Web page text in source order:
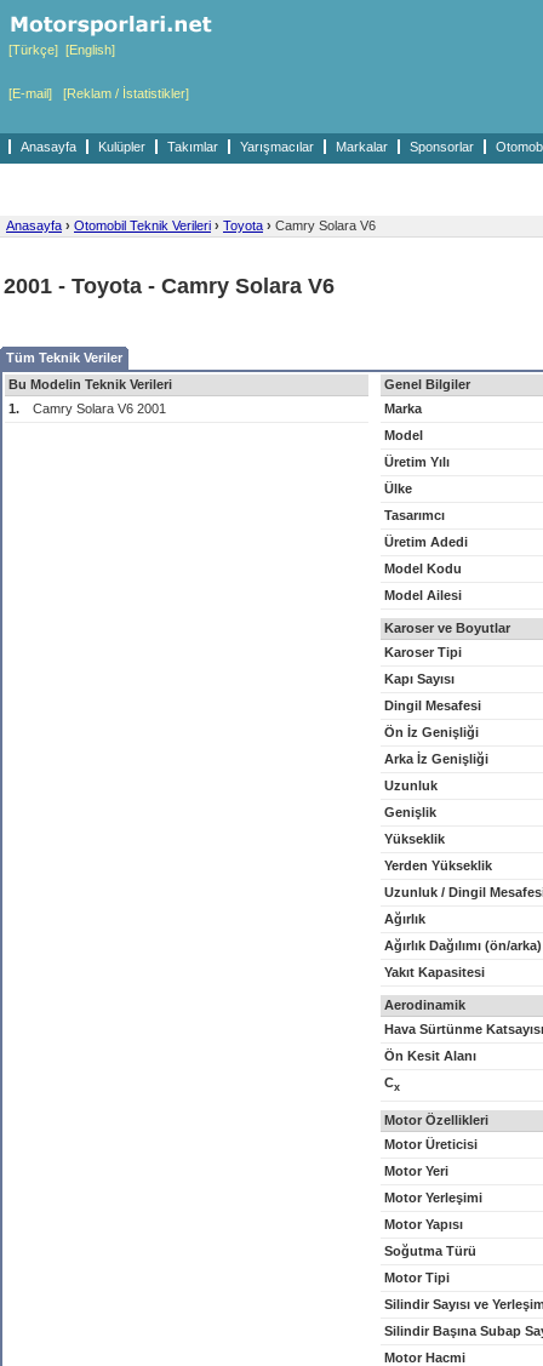
[Türkçe] [English]
[E-mail] [Reklam / İstatistikler]
Anasayfa Kulüpler Takımlar Yarışmacılar Markalar Sponsorlar
Anasayfa › Otomobil Teknik Verileri › Toyota › Camry Solara V6
2001 - Toyota - Camry Solara V6
Tüm Teknik Veriler
Bu Modelin Teknik Verileri
1.
Camry Solara V6 2001
Genel Bilgiler
Marka
Model
Üretim Yılı
Ülke
Tasarımcı
Üretim Adedi
Model Kodu
Model Ailesi
Karoser ve Boyutlar
Karoser Tipi
Kapı Sayısı
Dingil Mesafesi
Ön İz Genişliği
Arka İz Genişliği
Uzunluk
Genişlik
Yükseklik
Yerden Yükseklik
Uzunluk / Dingil
Ağırlık
Ağırlık Dağılımı (ön/arka)
Yakıt Kapasitesi
Aerodinamik
Hava Sürtünme Katsayısı
Ön Kesit Alanı
Cx
Motor Özellikleri
Motor Üreticisi
Motor Yeri
Motor Yerleşimi
Motor Yapısı
Soğutma Türü
Motor Tipi
Silindir Sayısı ve
Silindir Başına Subap
Motor Hacmi